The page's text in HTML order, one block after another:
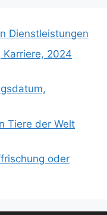
Dienstleistungen
2024
Tiere der Welt
oder